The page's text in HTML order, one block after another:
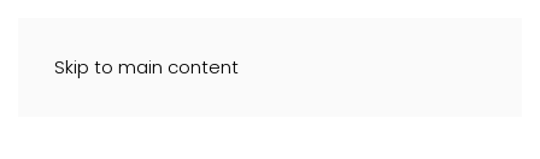
Skip to main content